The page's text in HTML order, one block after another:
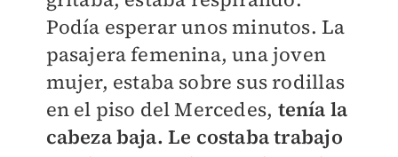
Podía esperar unos minutos. La
pasajera femenina, una joven
mujer, estaba sobre sus rodillas
en el piso del Mercedes, tenía la
cabeza baja. Le costaba trabajo